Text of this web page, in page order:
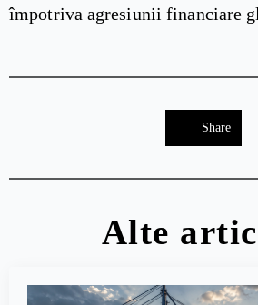
împotriva agresiunii financiare
Share
Alte